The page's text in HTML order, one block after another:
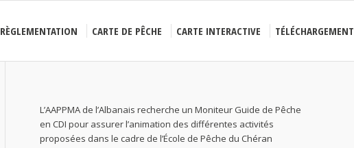
RÈGLEMENTATION CARTE DE PÊCHE CARTE INTERACTIVE TÉLÉCHARGEMENT
L’AAPPMA de l’Albanais recherche un Moniteur Guide de Pêche
en CDI pour assurer l’animation des différentes activités
proposées dans le cadre de l’École de Pêche du Chéran